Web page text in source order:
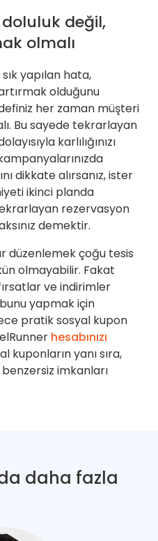
değil,
olmalı
yapılan hata,
olduğunu
her zaman müşteri
Bu sayede tekrarlayan
karlılığınızı
dikkate alırsanız, ister
ikinci planda
rezervasyon
demektir.
düzenlemek çoğu tesis
olmayabilir. Fakat
ve indirimler
yapmak için
pratik sosyal kupon
hesabınızı
kuponların yanı sıra,
imkanları
daha fazla